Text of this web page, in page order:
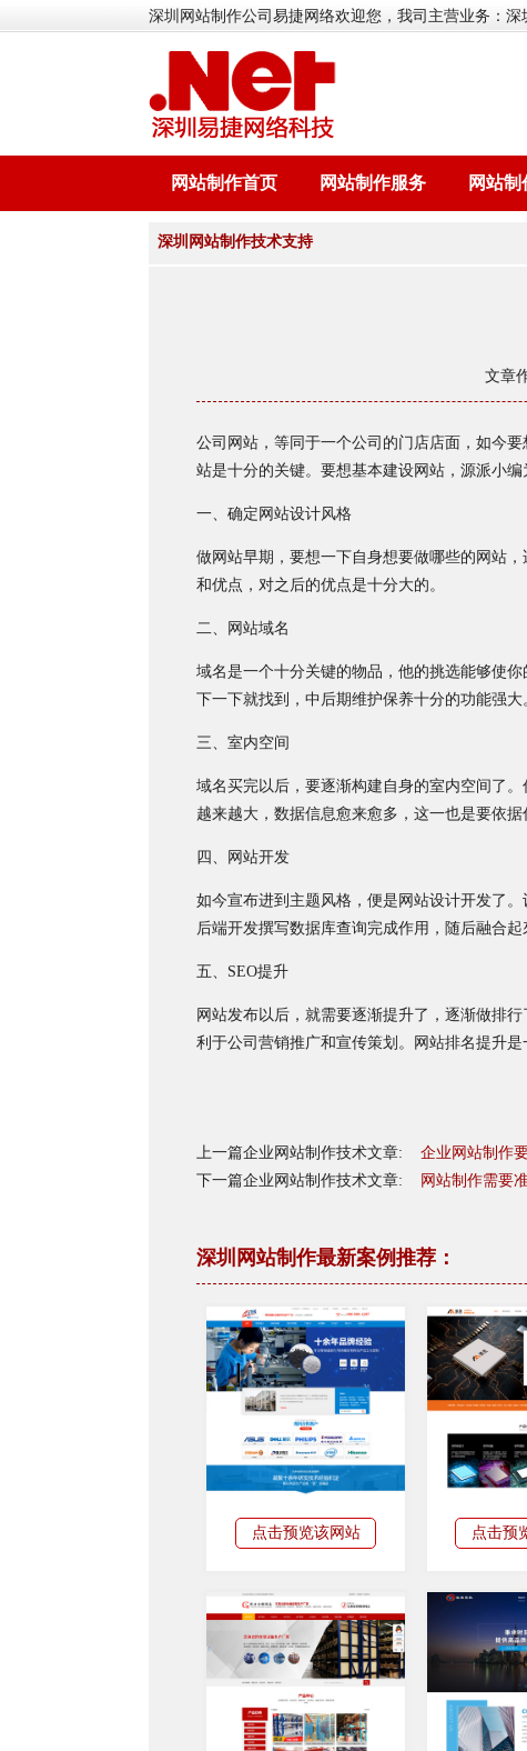
深圳网站制作公司易捷网络欢迎您，我司主营业务：深
网站制作首页 网站制作服务 网站
深圳网站制作技术支持
文章
公司网站，等同于一个公司的门店店面，如今
站是十分的关键。要想基本建设网站，源派小
一、确定网站设计风格
做网站早期，要想一下自身想要做哪些的网站
和优点，对之后的优点是十分大的。
二、网站域名
域名是一个十分关键的物品，他的挑选能够使
下一下就找到，中后期维护保养十分的功能强大
三、室内空间
域名买完以后，要逐渐构建自身的室内空间了
越来越大，数据信息愈来愈多，这一也是要依
四、网站开发
如今宣布进到主题风格，便是网站设计开发了
后端开发撰写数据库查询完成作用，随后融合起
五、SEO提升
网站发布以后，就需要逐渐提升了，逐渐做排
利于公司营销推广和宣传策划。网站排名提升是
上一篇企业网站制作技术文章: 企业网站制作
下一篇企业网站制作技术文章:
网站制作需要
深圳网站制作最新案例推荐：
点击预览该网站 点击预